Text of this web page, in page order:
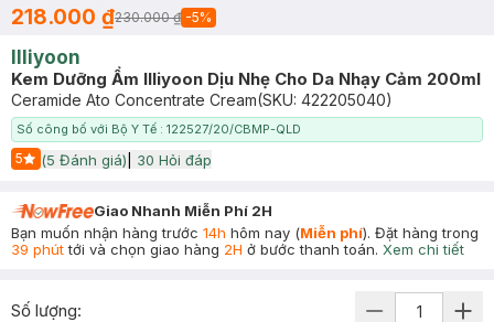
218.000 ₫230.000 ₫ -5%
Illiyoon
Kem Dưỡng Ẩm Illiyoon Dịu Nhẹ Cho Da Nhạy Cảm 200ml
Ceramide Ato Concentrate Cream(SKU: 422205040)
Số công bố với Bộ Y Tế : 122527/20/CBMP-QLD
5
Start Icon
(5 Đánh giá) 30 Hỏi đáp
Giao Nhanh Miễn Phí 2H
Bạn muốn nhận hàng trước 14h hôm nay (Miễn phí). Đặt hàng trong
39 phúttới và chọn giao hàng 2H ở bước thanh toán. Xem chi tiết
Số lượng: